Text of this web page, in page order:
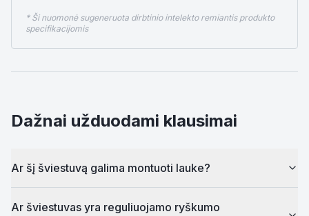
* Ši nuomonė sugeneruota dirbtinio intelekto remiantis produkto
specifikacijomis
Dažnai užduodami klausimai
Ar šį šviestuvą galima montuoti lauke?
Ar šviestuvas yra reguliuojamo ryškumo